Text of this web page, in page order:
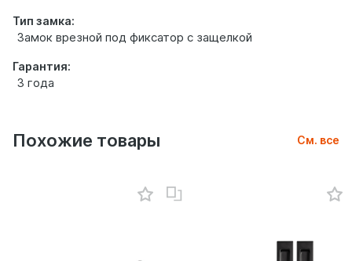
Тип замка:
Замок врезной под фиксатор с защелкой
Гарантия:
3 года
Похожие товары См. все